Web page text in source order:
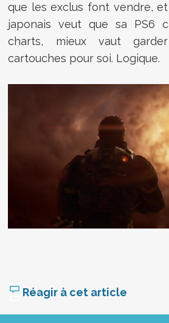
que les exclus font vendre,
japonais veut que sa PS6
charts, mieux vaut
cartouches pour soi. Logique.
Réagir à cet article